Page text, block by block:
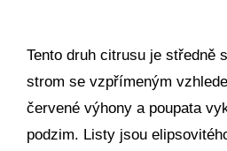
Tento druh citrusu je středně
strom se vzpřímeným
červené výhony a poupata
podzim. Listy jsou